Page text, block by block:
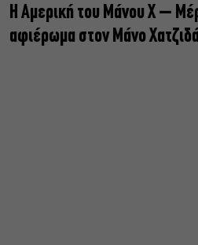
Η Αμερική του Μάνου Χ –
αφιέρωμα στον Μάνο